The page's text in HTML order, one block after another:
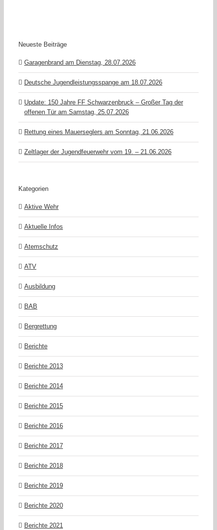
Neueste Beiträge
Garagenbrand am Dienstag, 28.07.2026
Deutsche Jugendleistungsspange am 18.07.2026
Update: 150 Jahre FF Schwarzenbruck – Großer Tag der
offenen Tür am Samstag, 25.07.2026
Rettung eines Mauerseglers am Sonntag, 21.06.2026
Zeltlager der Jugendfeuerwehr vom 19. – 21.06.2026
Kategorien
Aktive Wehr
Aktuelle Infos
Atemschutz
ATV
Ausbildung
BAB
Bergrettung
Berichte
Berichte 2013
Berichte 2014
Berichte 2015
Berichte 2016
Berichte 2017
Berichte 2018
Berichte 2019
Berichte 2020
Berichte 2021